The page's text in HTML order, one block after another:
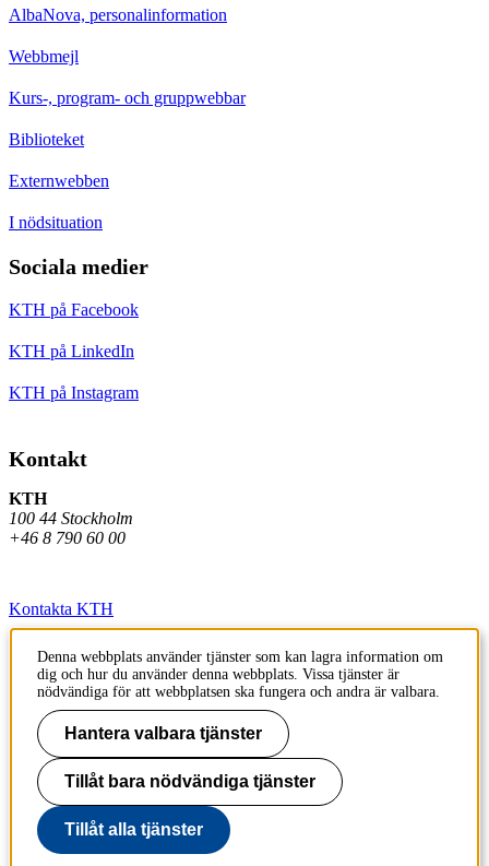
AlbaNova, personalinformation
Webbmejl
Kurs-, program- och gruppwebbar
Biblioteket
Externwebben
I nödsituation
Sociala medier
KTH på Facebook
KTH på LinkedIn
KTH på Instagram
Kontakt
KTH
100 44 Stockholm
+46 8 790 60 00
Kontakta KTH
Jobba på KTH
Press och media
Faktura och betalning KTH
Om KTH:s webbplatser
Tillgänglighetsredogörelse
Denna webbplats använder tjänster som kan lagra information om
dig och hur du använder denna webbplats. Vissa tjänster är
nödvändiga för att webbplatsen ska fungera och andra är valbara.
Hantera valbara tjänster
Tillåt bara nödvändiga tjänster
Tillåt alla tjänster